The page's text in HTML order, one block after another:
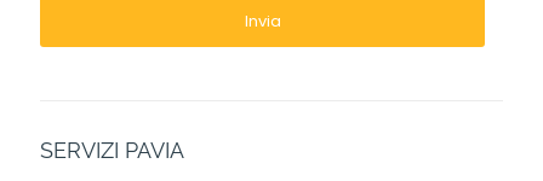
SERVIZI PAVIA